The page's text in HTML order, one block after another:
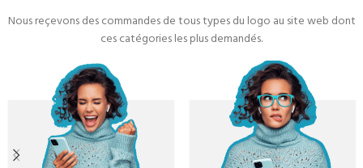
Nous reçevons des commandes de tous types du logo au site web dont
ces catégories les plus demandés.